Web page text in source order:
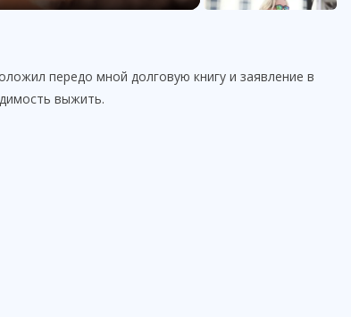
передо мной долговую книгу и заявление в
выжить.